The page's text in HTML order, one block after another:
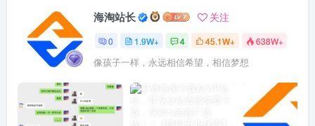
海淘站长 关注
0 1.9W+ 4 45.1W+ 638W+
像孩子一样，永远相信希望，相信梦想